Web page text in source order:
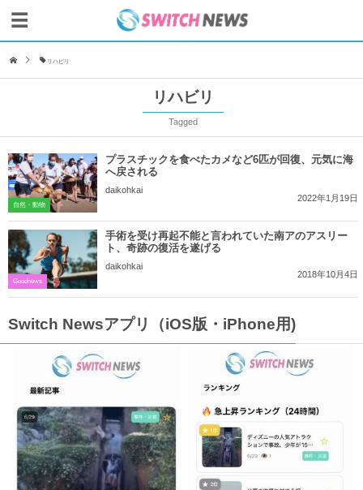
リハビリ
リハビリ
Tagged
自然・動物
プラスチックを食べたカメなど6匹が回復、元気に海
へ戻される
daikohkai
2022年1月19日
Goodnews
手術を受け再起不能と言われていた南アのアスリー
ト、奇跡の復活を遂げる
daikohkai
2018年10月4日
Switch Newsアプリ（iOS版・iPhone用)